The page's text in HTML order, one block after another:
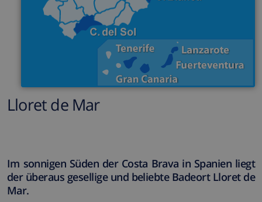
Lloret de Mar
Im sonnigen Süden der Costa Brava in Spanien liegt
der überaus gesellige und beliebte Badeort Lloret de
Mar.